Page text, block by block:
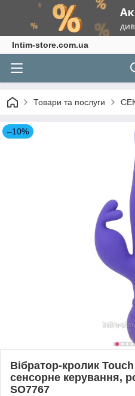
Intim-store.com.ua
Товари та послуги
–10%
Вібратор-кролик
сенсорне керування,
SO7767